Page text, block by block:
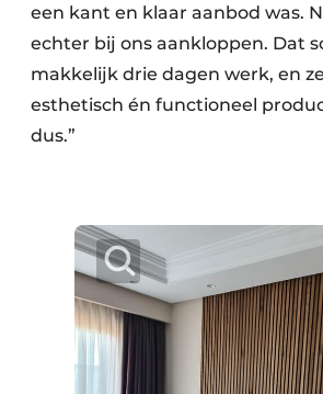
een kant en klaar aanbod was.
echter bij ons aankloppen. Dat
makkelijk drie dagen werk, en
esthetisch én functioneel
dus.”